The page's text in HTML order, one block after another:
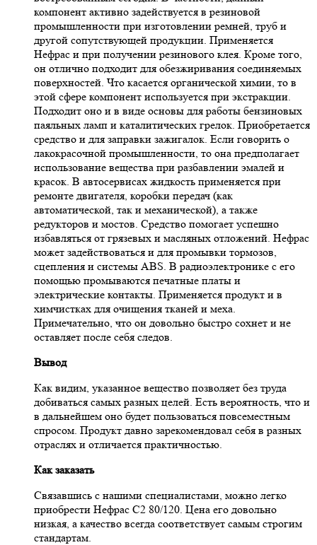
компонент активно задействуется в резиновой
промышленности при изготовлении ремней, труб и
другой сопутствующей продукции. Применяется
Нефрас и при получении резинового клея. Кроме того,
он отлично подходит для обезжиривания соединяемых
поверхностей. Что касается органической химии, то в
этой сфере компонент используется при экстракции.
Подходит оно и в виде основы для работы бензиновых
паяльных ламп и каталитических грелок. Приобретается
средство и для заправки зажигалок. Если говорить о
лакокрасочной промышленности, то она предполагает
использование вещества при разбавлении эмалей и
красок. В автосервисах жидкость применяется при
ремонте двигателя, коробки передач (как
автоматической, так и механической), а также
редукторов и мостов. Средство помогает успешно
избавляться от грязевых и масляных отложений. Нефрас
может задействоваться и для промывки тормозов,
сцепления и системы ABS. В радиоэлектронике с его
помощью промываются печатные платы и
электрические контакты. Применяется продукт и в
химчистках для очищения тканей и меха.
Примечательно, что он довольно быстро сохнет и не
оставляет после себя следов.
Вывод
Как видим, указанное вещество позволяет без труда
добиваться самых разных целей. Есть вероятность, что и
в дальнейшем оно будет пользоваться повсеместным
спросом. Продукт давно зарекомендовал себя в разных
отраслях и отличается практичностью.
Как заказать
Связавшись с нашими специалистами, можно легко
приобрести Нефрас С2 80/120. Цена его довольно
низкая, а качество всегда соответствует самым строгим
стандартам.